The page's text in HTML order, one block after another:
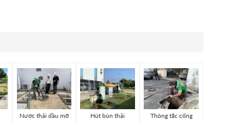
Nước thải dầu mỡ Hút bùn thải Thông tắc cống